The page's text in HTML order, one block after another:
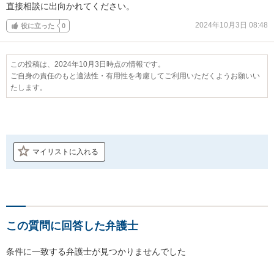
直接相談に出向かれてください。
役に立った 0 2024年10月3日 08:48
この投稿は、2024年10月3日時点の情報です。
ご自身の責任のもと適法性・有用性を考慮してご利用いただくようお願いい
たします。
マイリストに入れる
この質問に回答した弁護士
条件に一致する弁護士が見つかりませんでした